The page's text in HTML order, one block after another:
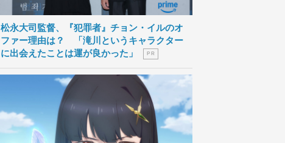
松永大司監督、『犯罪者』チョン・イルのオ
ファー理由は？ 「滝川というキャラクター
に出会えたことは運が良かった」
P R